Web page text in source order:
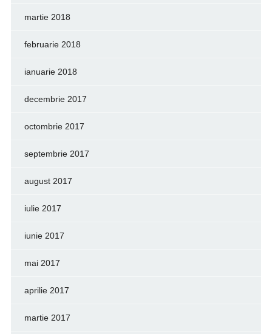
martie 2018
februarie 2018
ianuarie 2018
decembrie 2017
octombrie 2017
septembrie 2017
august 2017
iulie 2017
iunie 2017
mai 2017
aprilie 2017
martie 2017